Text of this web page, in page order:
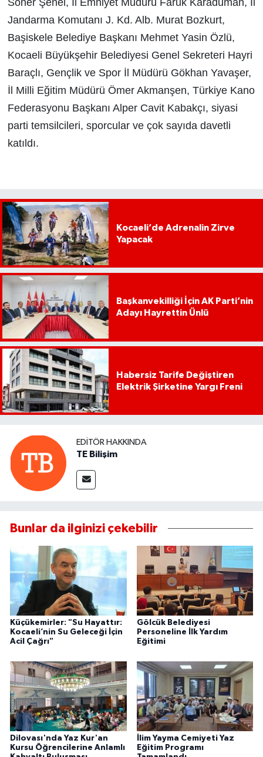
Jandarma Komutanı J. Kd. Alb. Murat Bozkurt,
Başiskele Belediye Başkanı Mehmet Yasin Özlü,
Kocaeli Büyükşehir Belediyesi Genel Sekreteri Hayri
Baraçlı, Gençlik ve Spor İl Müdürü Gökhan Yavaşer,
İl Milli Eğitim Müdürü Ömer Akmanşen, Türkiye Kano
Federasyonu Başkanı Alper Cavit Kabakçı, siyasi
parti temsilcileri, sporcular ve çok sayıda davetli
katıldı.
Kocaeli’de Adrenalin Zirve
Yapacak
Başkanvekilliği İçin AK Parti’nin
Adayı Hayrettin Ünlü
Habersiz Tarife Değiştiren
Elektrik Şirketine Yargı Freni
EDITÖR HAKKINDA
TE Bilişim
Bunlar da ilginizi çekebilir
Küçükemirler: "Su Hayattır:
Kocaeli’nin Su Geleceği İçin
Acil Çağrı"
Gölcük Belediyesi
Personeline İlk Yardım
Eğitimi
Dilovası'nda Yaz Kur'an
Kursu Öğrencilerine Anlamlı
İlim Yayma Cemiyeti Yaz
Eğitim Programı